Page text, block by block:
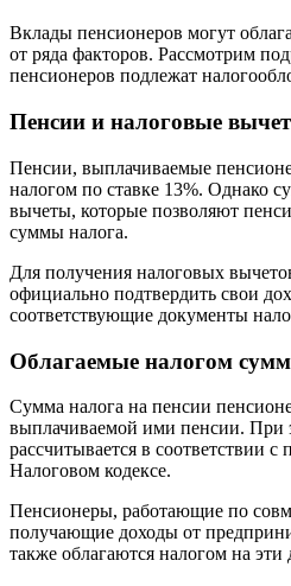
Вклады пенсионеров могут
от ряда факторов. Рассмотрим
пенсионеров подлежат
Пенсии и налоговые
Пенсии, выплачиваемые
налогом по ставке 13%. Однако
вычеты, которые позволяют
суммы налога.
Для получения налоговых
официально подтвердить свои
соответствующие документы
Облагаемые налогом
Сумма налога на пенсии
выплачиваемой ими пенсии. При
рассчитывается в соответствии
Налоговом кодексе.
Пенсионеры, работающие по
получающие доходы от
также облагаются налогом на эти